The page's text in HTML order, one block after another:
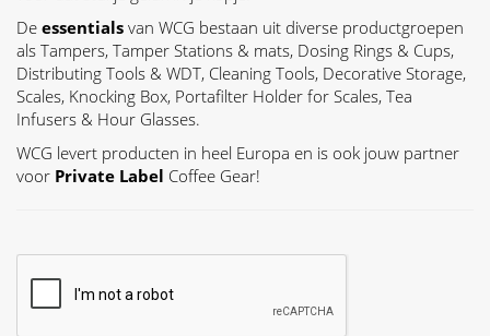
De essentials van WCG bestaan uit diverse productgroepen
als Tampers, Tamper Stations & mats, Dosing Rings & Cups,
Distributing Tools & WDT, Cleaning Tools, Decorative Storage,
Scales, Knocking Box, Portafilter Holder for Scales, Tea
Infusers & Hour Glasses.
WCG levert producten in heel Europa en is ook jouw partner
voor Private Label Coffee Gear!